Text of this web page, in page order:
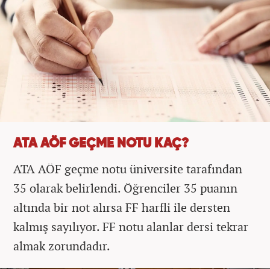
ATA AÖF GEÇME NOTU KAÇ?
ATA AÖF geçme notu üniversite tarafından
35 olarak belirlendi. Öğrenciler 35 puanın
altında bir not alırsa FF harfli ile dersten
kalmış sayılıyor. FF notu alanlar dersi tekrar
almak zorundadır.